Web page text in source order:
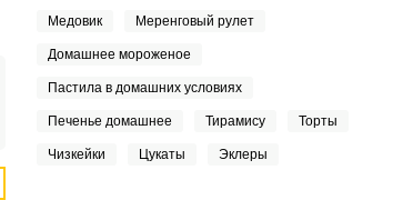
Медовик Меренговый рулет
Домашнее мороженое
Пастила в домашних условиях
Печенье домашнее Тирамису Торты
Чизкейки Цукаты Эклеры